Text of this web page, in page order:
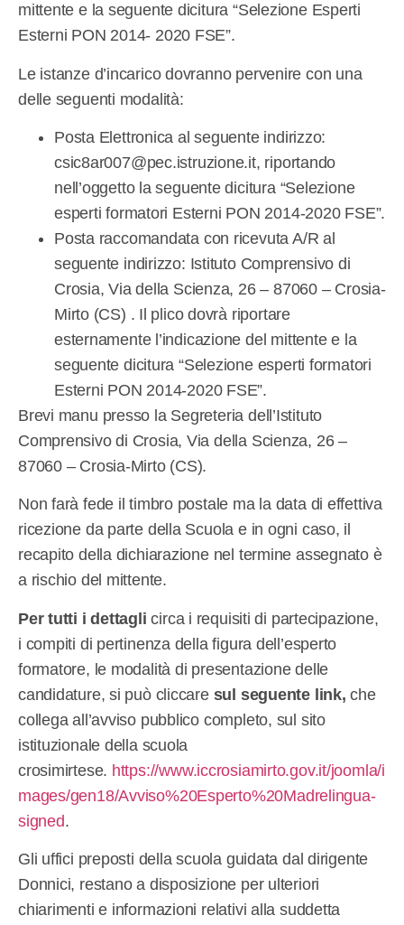
mittente e la seguente dicitura “Selezione Esperti
Esterni PON 2014- 2020 FSE”.
Le istanze d’incarico dovranno pervenire con una
delle seguenti modalità:
Posta Elettronica al seguente indirizzo:
csic8ar007@pec.istruzione.it, riportando
nell’oggetto la seguente dicitura “Selezione
esperti formatori Esterni PON 2014-2020 FSE”.
Posta raccomandata con ricevuta A/R al
seguente indirizzo: Istituto Comprensivo di
Crosia, Via della Scienza, 26 – 87060 – Crosia-
Mirto (CS) . Il plico dovrà riportare
esternamente l’indicazione del mittente e la
seguente dicitura “Selezione esperti formatori
Esterni PON 2014-2020 FSE”.
Brevi manu presso la Segreteria dell’Istituto
Comprensivo di Crosia, Via della Scienza, 26 –
87060 – Crosia-Mirto (CS).
Non farà fede il timbro postale ma la data di effettiva
ricezione da parte della Scuola e in ogni caso, il
recapito della dichiarazione nel termine assegnato è
a rischio del mittente.
Per tutti i dettagli circa i requisiti di partecipazione,
i compiti di pertinenza della figura dell’esperto
formatore, le modalità di presentazione delle
candidature, si può cliccare sul seguente link, che
collega all’avviso pubblico completo, sul sito
istituzionale della scuola
crosimirtese. https://www.iccrosiamirto.gov.it/joomla/i
mages/gen18/Avviso%20Esperto%20Madrelingua-
signed.
Gli uffici preposti della scuola guidata dal dirigente
Donnici, restano a disposizione per ulteriori
chiarimenti e informazioni relativi alla suddetta